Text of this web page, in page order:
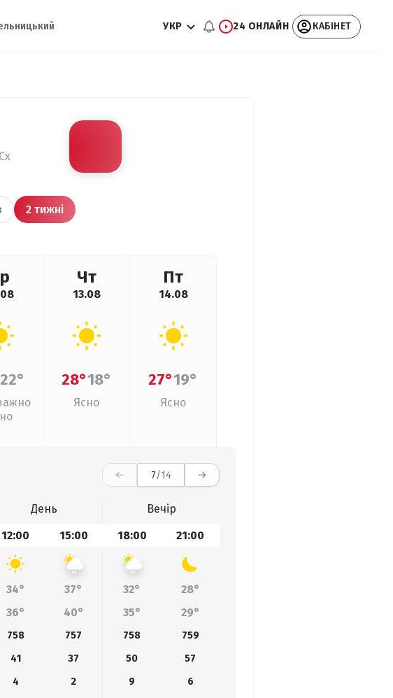
УКР 24 ОНЛАЙН КАБІНЕТ
2 тижні
22°
Чт
13.08
28°18°
Ясно
Пт
14.08
27°19°
Ясно
7/14
День
Вечір
12:00 15:00 18:00 21:00
34° 37° 32°
28°
36° 40° 35° 29°
758 757 758
759
41 37 50
57
4 2 9
6